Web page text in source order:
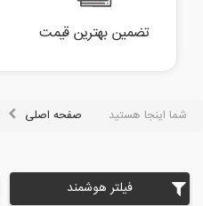
تضمین بهترین قیمت
شما اینجا هستید صفحه اصلی
فیلتر هوشمند